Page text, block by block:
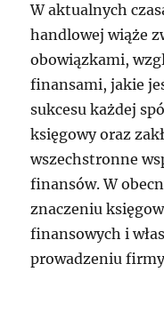
W aktualnych
handlowej wiąże
obowiązkami,
finansami, jakie
sukcesu każdej
księgowy oraz
wszechstronne
finansów. W
znaczeniu
finansowych i
prowadzeniu